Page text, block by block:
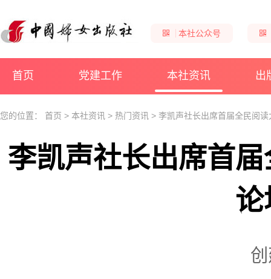
本社公众号
首页 党建工作 本社资讯 出
您的位置： 首页 > 本社资讯 > 热门资讯 > 李凯声社长出席首届全民阅
李凯声社长出席首
论